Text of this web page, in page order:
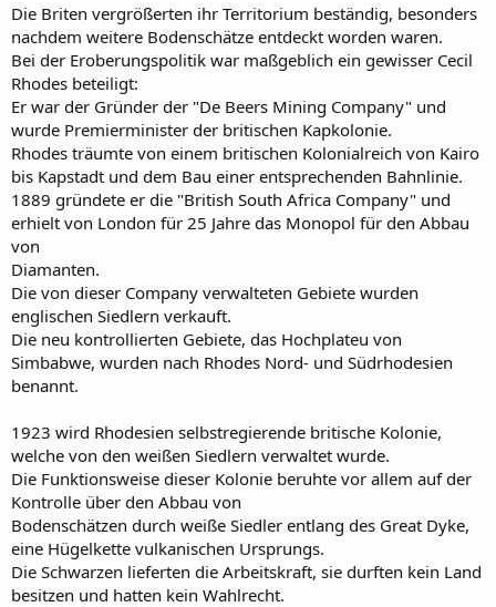
Die Briten vergrößerten ihr Territorium beständig, besonders
nachdem weitere Bodenschätze entdeckt worden waren.
Bei der Eroberungspolitik war maßgeblich ein gewisser Cecil
Rhodes beteiligt:
Er war der Gründer der "De Beers Mining Company" und
wurde Premierminister der britischen Kapkolonie.
Rhodes träumte von einem britischen Kolonialreich von Kairo
bis Kapstadt und dem Bau einer entsprechenden Bahnlinie.
1889 gründete er die "British South Africa Company" und
erhielt von London für 25 Jahre das Monopol für den Abbau
von
Diamanten.
Die von dieser Company verwalteten Gebiete wurden
englischen Siedlern verkauft.
Die neu kontrollierten Gebiete, das Hochplateu von
Simbabwe, wurden nach Rhodes Nord- und Südrhodesien
benannt.
1923 wird Rhodesien selbstregierende britische Kolonie,
welche von den weißen Siedlern verwaltet wurde.
Die Funktionsweise dieser Kolonie beruhte vor allem auf der
Kontrolle über den Abbau von
Bodenschätzen durch weiße Siedler entlang des Great Dyke,
eine Hügelkette vulkanischen Ursprungs.
Die Schwarzen lieferten die Arbeitskraft, sie durften kein Land
besitzen und hatten kein Wahlrecht.